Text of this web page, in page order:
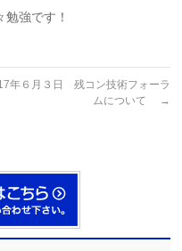
強です！
年６月３日 残コン技術フォーラ
ムについて
→